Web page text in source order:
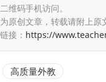
维码手机访问。
原创文章，转载请附上原
接： https://
高质量外教